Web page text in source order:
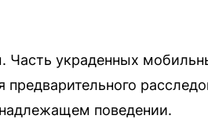
украденных
поведении.